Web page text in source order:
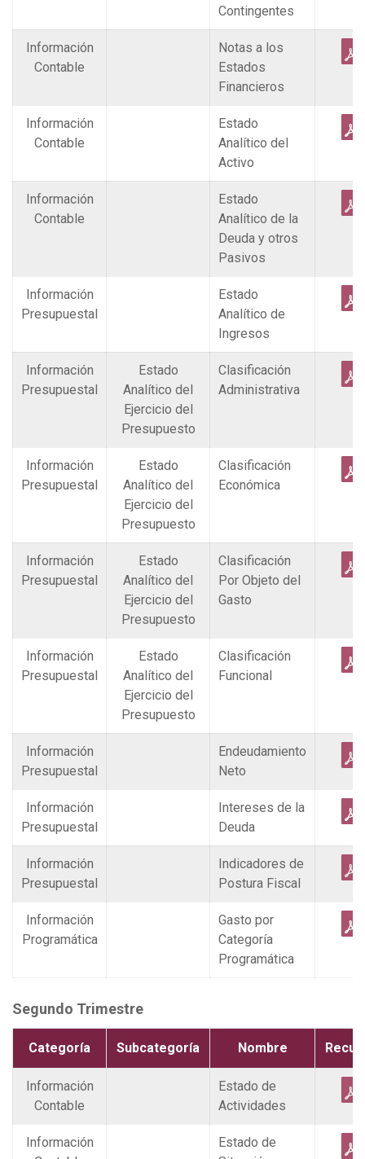
Contingentes
Información
Contable
Notas a los
Estados
Financieros
Información
Contable
Estado
Analítico del
Activo
Información
Contable
Estado
Analítico de la
Deuda y otros
Pasivos
Información
Presupuestal
Estado
Analítico de
Ingresos
Información
Presupuestal
Estado
Analítico del
Ejercicio del
Presupuesto
Clasificación
Administrativa
Información
Presupuestal
Estado
Analítico del
Ejercicio del
Presupuesto
Clasificación
Económica
Información
Presupuestal
Estado
Analítico del
Ejercicio del
Presupuesto
Clasificación
Por Objeto del
Gasto
Información
Presupuestal
Estado
Analítico del
Ejercicio del
Presupuesto
Clasificación
Funcional
Información
Presupuestal
Endeudamiento
Neto
Información
Presupuestal
Intereses de la
Deuda
Información
Presupuestal
Indicadores de
Postura Fiscal
Información
Programática
Gasto por
Categoría
Programática
Segundo Trimestre
Categoría Subcategoría Nombre
Información
Contable
Estado de
Actividades
Información
Estado de